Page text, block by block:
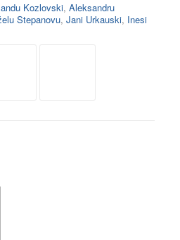
Kozlovski, Aleksandru
Stepanovu, Jani Urkauski, Inesi